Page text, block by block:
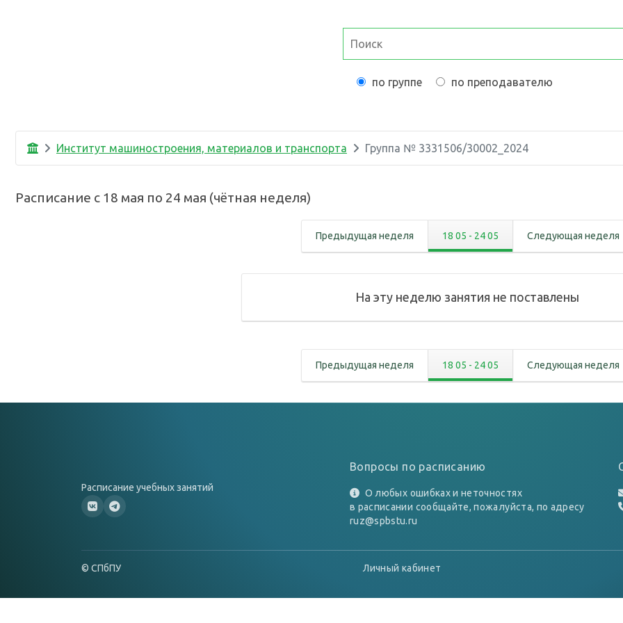
по группе по преподавателю
Институт машиностроения, материалов и транспорта Группа № 3331506/30002_2024
Расписание с 18 мая по 24 мая (чётная неделя)
Предыдущая неделя 18 05 - 24 05 Следующая неделя
На эту неделю занятия не поставлены
Предыдущая неделя 18 05 - 24 05 Следующая неделя
Расписание учебных занятий
Вопросы по расписанию
О любых ошибках и неточностях
в расписании сообщайте, пожалуйста, по адресу
ruz@spbstu.ru
© СПбПУ Личный кабинет